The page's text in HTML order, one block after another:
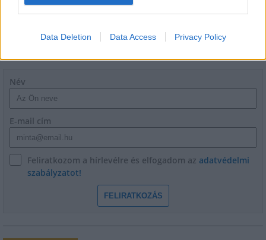
Data Deletion Data Access Privacy Policy
Név
E-mail cím
Feliratkozom a hírlevélre és elfogadom az adatvédelmi
szabályzatot!
FELIRATKOZÁS